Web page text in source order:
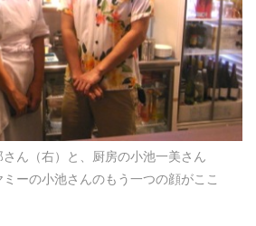
ん（右）と、厨房の小池一美さん
ミーの小池さんのもう一つの顔がここ